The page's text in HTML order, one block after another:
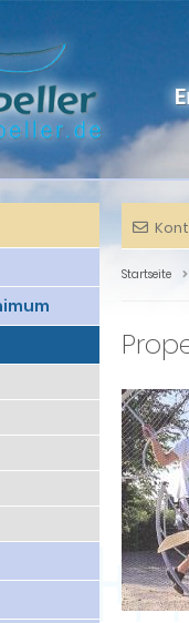
Startseite